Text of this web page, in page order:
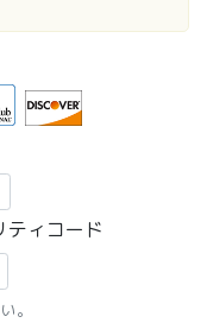
ティコード
。